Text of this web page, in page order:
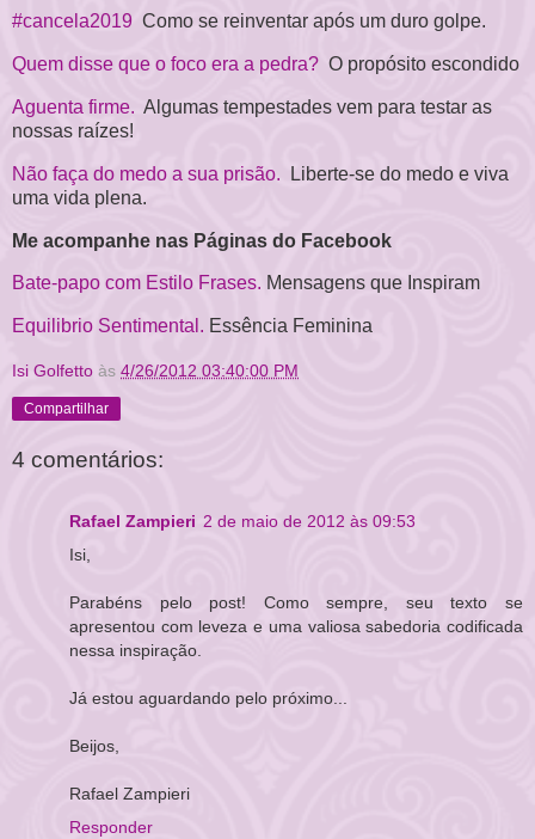
#cancela2019 Como se reinventar após um duro golpe.
Quem disse que o foco era a pedra? O propósito escondido
Aguenta firme. Algumas tempestades vem para testar as
nossas raízes!
Não faça do medo a sua prisão. Liberte-se do medo e viva
uma vida plena.
Me acompanhe nas Páginas do Facebook
Bate-papo com Estilo Frases. Mensagens que Inspiram
Equilibrio Sentimental. Essência Feminina
Isi Golfetto às 4/26/2012 03:40:00 PM
Compartilhar
4 comentários:
Rafael Zampieri 2 de maio de 2012 às 09:53
Isi,
Parabéns pelo post! Como sempre, seu texto se
apresentou com leveza e uma valiosa sabedoria codificada
nessa inspiração.
Já estou aguardando pelo próximo...
Beijos,
Rafael Zampieri
Responder